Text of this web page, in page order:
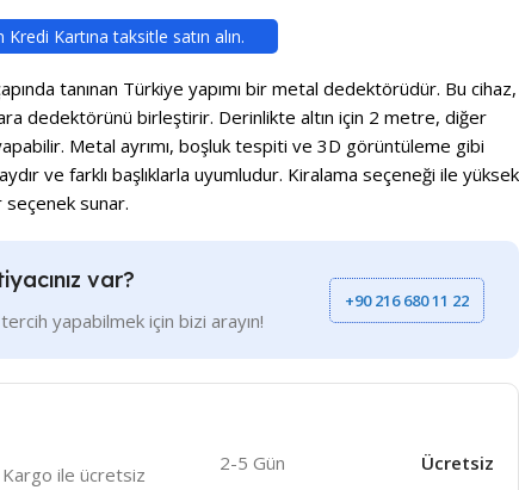
Kartına taksitle satın alın.
tanınan Türkiye yapımı bir metal dedektörüdür. Bu cihaz,
dedektörünü birleştirir. Derinlikte altın için 2 metre, diğer
Metal ayrımı, boşluk tespiti ve 3D görüntüleme gibi
ve farklı başlıklarla uyumludur. Kiralama seçeneği ile yüksek
sunar.
var?
tercih yapabilmek için bizi arayın!
+90 216 680 11 22
Kargo ile ücretsiz
2-5 Gün Ücretsiz